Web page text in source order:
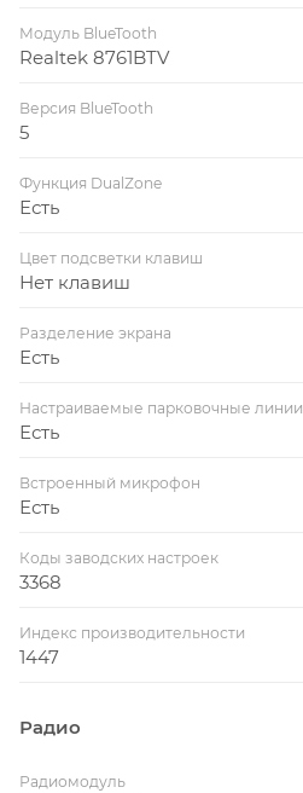
Модуль BlueTooth
Realtek 8761BTV
Версия BlueTooth
5
Функция DualZone
Есть
Цвет подсветки клавиш
Нет клавиш
Разделение экрана
Есть
Настраиваемые парковочные линии
Есть
Встроенный микрофон
Есть
Коды заводских настроек
3368
Индекс производительности
1447
Радио
Радиомодуль